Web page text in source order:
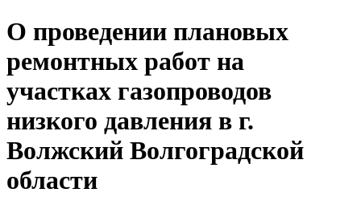
О проведении плановых
ремонтных работ на
участках газопроводов
низкого давления в г.
Волжский Волгоградской
области